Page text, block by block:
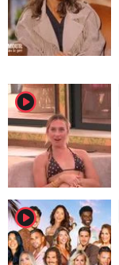
player2
player2